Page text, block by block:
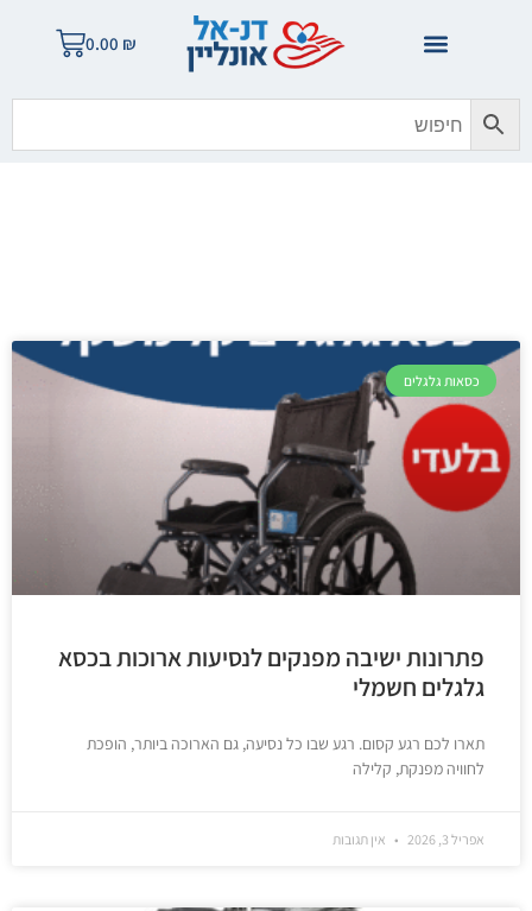
0.00 ₪
כסאות גלגלים
פתרונות ישיבה מפנקים לנסיעות ארוכות בכסא
גלגלים חשמלי
תארו לכם רגע קסום. רגע שבו כל נסיעה, גם הארוכה ביותר, הופכת
לחוויה מפנקת, קלילה
אפריל 3, 2026 אין תגובות